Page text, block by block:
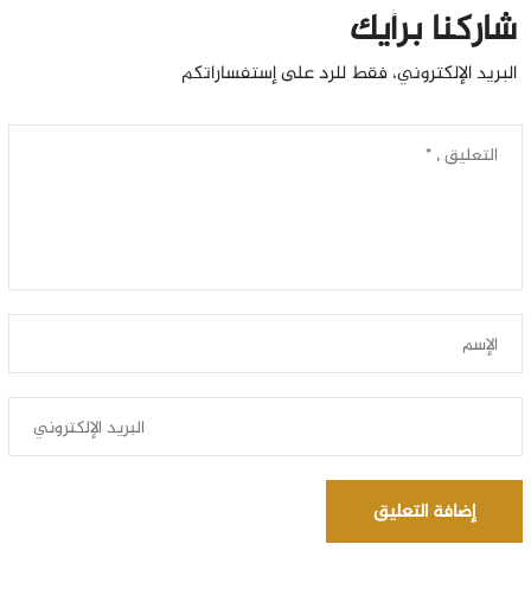
شاركنا برأيك
البريد الإلكتروني، فقط للرد على إستفساراتكم
إضافة التعليق